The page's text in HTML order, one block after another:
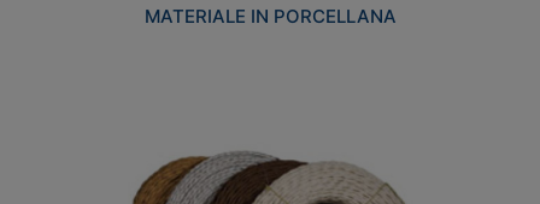
MATERIALE IN PORCELLANA